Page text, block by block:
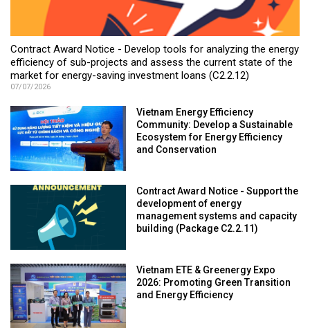
Contract Award Notice - Develop tools for analyzing the energy
efficiency of sub-projects and assess the current state of the
market for energy-saving investment loans (C2.2.12)
07/07/2026
Vietnam Energy Efficiency
Community: Develop a Sustainable
Ecosystem for Energy Efficiency
and Conservation
Contract Award Notice - Support the
development of energy
management systems and capacity
building (Package C2.2.11)
Vietnam ETE & Greenergy Expo
2026: Promoting Green Transition
and Energy Efficiency